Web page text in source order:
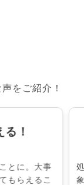
をご紹介！
！
とに。大事
もらえるこ